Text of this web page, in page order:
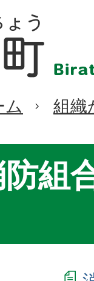
ム 組織
組